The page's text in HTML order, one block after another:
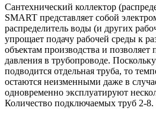
Сантехнический коллектор
SMART представляет собой
распределитель воды (и других
упрощает подачу рабочей среды к
объектам производства и позволяет
давления в трубопроводе.
подводится отдельная труба, то
остаются неизменными даже в
одновременно эксплуатируют
Количество подключаемых труб 2-8.